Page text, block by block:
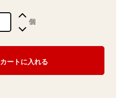
個
カートに入れる